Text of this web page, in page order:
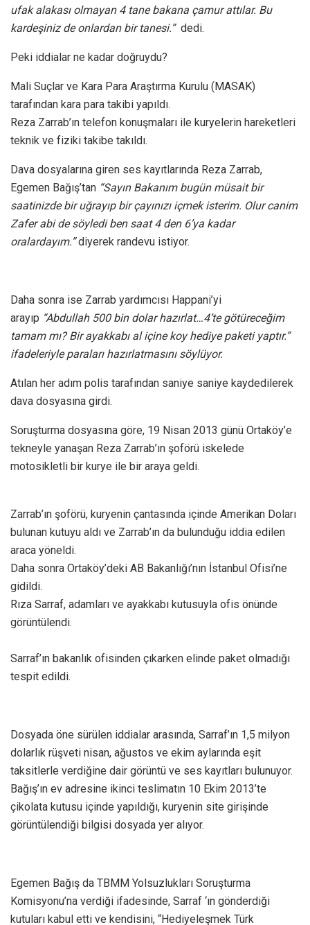
ufak alakası olmayan 4 tane bakana çamur attılar. Bu
kardeşiniz de onlardan bir tanesi.” dedi.
Peki iddialar ne kadar doğruydu?
Mali Suçlar ve Kara Para Araştırma Kurulu (MASAK)
tarafından kara para takibi yapıldı.
Reza Zarrab’ın telefon konuşmaları ile kuryelerin hareketleri
teknik ve fiziki takibe takıldı.
Dava dosyalarına giren ses kayıtlarında Reza Zarrab,
Egemen Bağış’tan “Sayın Bakanım bugün müsait bir
saatinizde bir uğrayıp bir çayınızı içmek isterim. Olur canim
Zafer abi de söyledi ben saat 4 den 6’ya kadar
oralardayım.”diyerek randevu istiyor.
Daha sonra ise Zarrab yardımcısı Happani’yi
arayıp “Abdullah 500 bin dolar hazırlat…4’te götüreceğim
tamam mı? Bir ayakkabı al içine koy hediye paketi yaptır.”
ifadeleriyle paraları hazırlatmasını söylüyor.
Atılan her adım polis tarafından saniye saniye kaydedilerek
dava dosyasına girdi.
Soruşturma dosyasına göre, 19 Nisan 2013 günü Ortaköy’e
tekneyle yanaşan Reza Zarrab’ın şoförü iskelede
motosikletli bir kurye ile bir araya geldi.
Zarrab’ın şoförü, kuryenin çantasında içinde Amerikan Doları
bulunan kutuyu aldı ve Zarrab’ın da bulunduğu iddia edilen
araca yöneldi.
Daha sonra Ortaköy’deki AB Bakanlığı’nın İstanbul Ofisi’ne
gidildi.
Rıza Sarraf, adamları ve ayakkabı kutusuyla ofis önünde
görüntülendi.
Sarraf’ın bakanlık ofisinden çıkarken elinde paket olmadığı
tespit edildi.
Dosyada öne sürülen iddialar arasında, Sarraf’ın 1,5 milyon
dolarlık rüşveti nisan, ağustos ve ekim aylarında eşit
taksitlerle verdiğine dair görüntü ve ses kayıtları bulunuyor.
Bağış’ın ev adresine ikinci teslimatın 10 Ekim 2013’te
çikolata kutusu içinde yapıldığı, kuryenin site girişinde
görüntülendiği bilgisi dosyada yer alıyor.
Egemen Bağış da TBMM Yolsuzlukları Soruşturma
Komisyonu’na verdiği ifadesinde, Sarraf ‘ın gönderdiği
kutuları kabul etti ve kendisini, “Hediyeleşmek Türk